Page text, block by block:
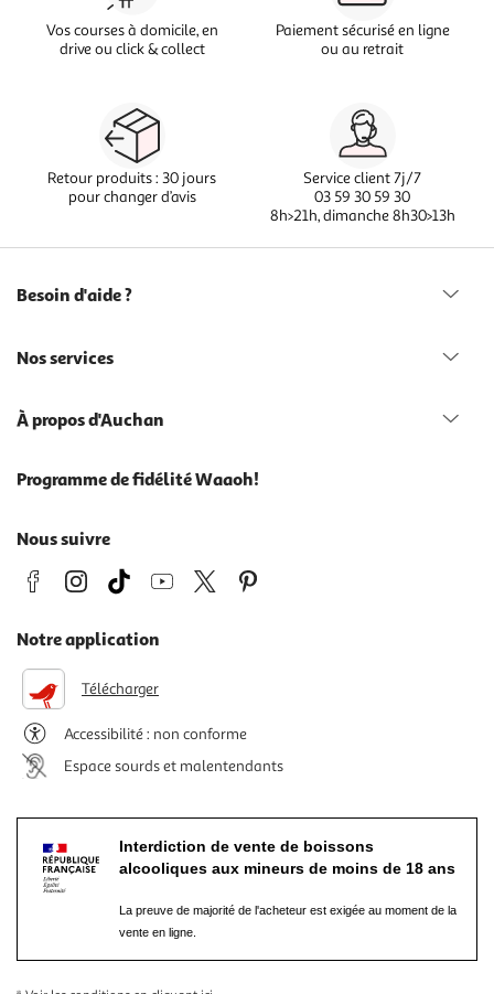
Vos courses à domicile, en
drive ou click & collect
Paiement sécurisé en ligne
ou au retrait
Retour produits : 30 jours
pour changer d’avis
Service client 7j/7
03 59 30 59 30
8h>21h, dimanche 8h30>13h
Besoin d'aide ?
Nos services
À propos d'Auchan
Programme de fidélité Waaoh!
Nous suivre
Notre application
Télécharger
Accessibilité : non conforme
Espace sourds et malentendants
Interdiction de vente de boissons
alcooliques aux mineurs de moins de 18 ans
La preuve de majorité de l'acheteur est exigée au moment de la
vente en ligne.